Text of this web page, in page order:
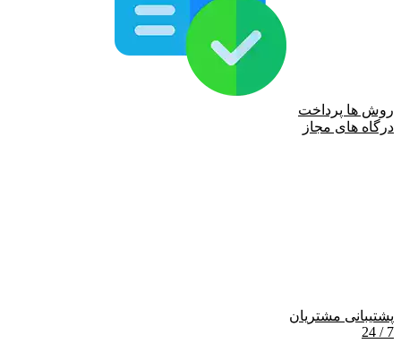
روش ها پرداخت
درگاه های مجاز
پشتیبانی مشتریان
7 / 24